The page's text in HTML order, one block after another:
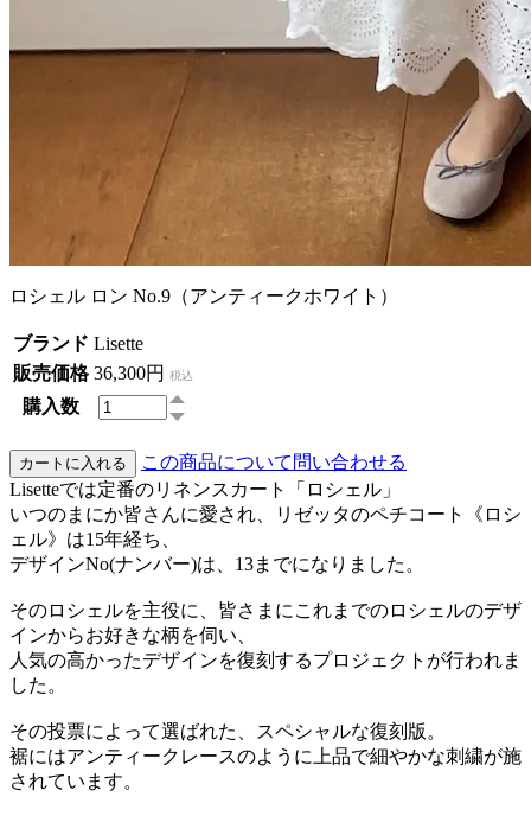
ロシェル ロン No.9（アンティークホワイト）
ブランド Lisette
販売価格 36,300円 税込
購入数
この商品について問い合わせる
Lisetteでは定番のリネンスカート「ロシェル」
いつのまにか皆さんに愛され、リゼッタのペチコート《ロシ
ェル》は15年経ち、
デザインNo(ナンバー)は、13までになりました。
そのロシェルを主役に、皆さまにこれまでのロシェルのデザ
インからお好きな柄を伺い、
人気の高かったデザインを復刻するプロジェクトが行われま
した。
その投票によって選ばれた、スペシャルな復刻版。
裾にはアンティークレースのように上品で細やかな刺繍が施
されています。